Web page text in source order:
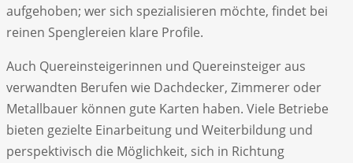
aufgehoben; wer sich spezialisieren möchte, findet bei
reinen Spenglereien klare Profile.
Auch Quereinsteigerinnen und Quereinsteiger aus
verwandten Berufen wie Dachdecker, Zimmerer oder
Metallbauer können gute Karten haben. Viele Betriebe
bieten gezielte Einarbeitung und Weiterbildung und
perspektivisch die Möglichkeit, sich in Richtung